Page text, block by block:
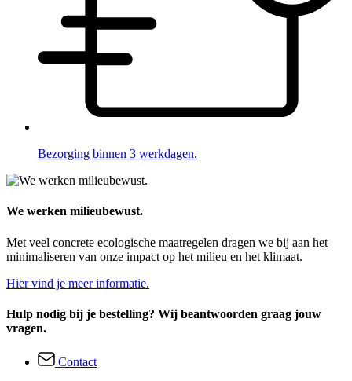
Bezorging binnen 3 werkdagen.
We werken milieubewust.
Met veel concrete ecologische maatregelen dragen we bij aan het
minimaliseren van onze impact op het milieu en het klimaat.
Hier vind je meer informatie.
Hulp nodig bij je bestelling? Wij beantwoorden graag jouw
vragen.
Contact